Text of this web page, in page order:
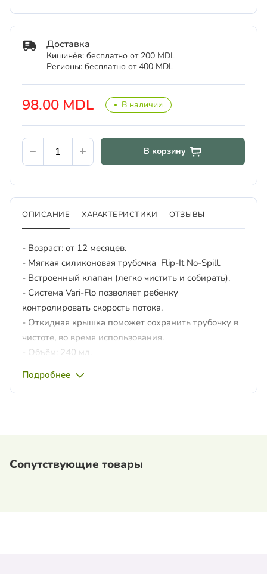
98.00 MDL В наличии
Доставка
Кишинёв: бесплатно от 200 MDL
Регионы: бесплатно от 400 MDL
В корзину
ОПИСАНИЕ ХАРАКТЕРИСТИКИ ОТЗЫВЫ
- Возраст: от 12 месяцев.
- Мягкая силиконовая трубочка Flip-It No-Spill.
- Встроенный клапан (легко чистить и собирать).
- Система Vari-Flo позволяет ребенку
контролировать скорость потока.
- Откидная крышка поможет сохранить трубочку в
чистоте, во время использования.
- Объём: 240 мл.
Подробнее
Сопутствующие товары